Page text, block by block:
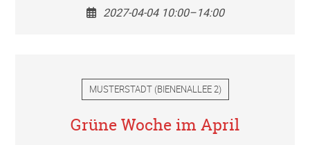
2027-04-04 10:00–14:00
MUSTERSTADT(BIENENALLEE 2)
Grüne Woche im April